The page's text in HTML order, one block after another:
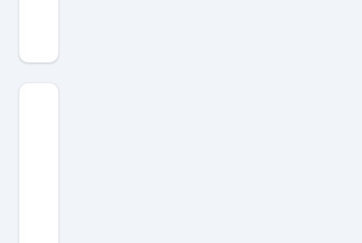
打
赢